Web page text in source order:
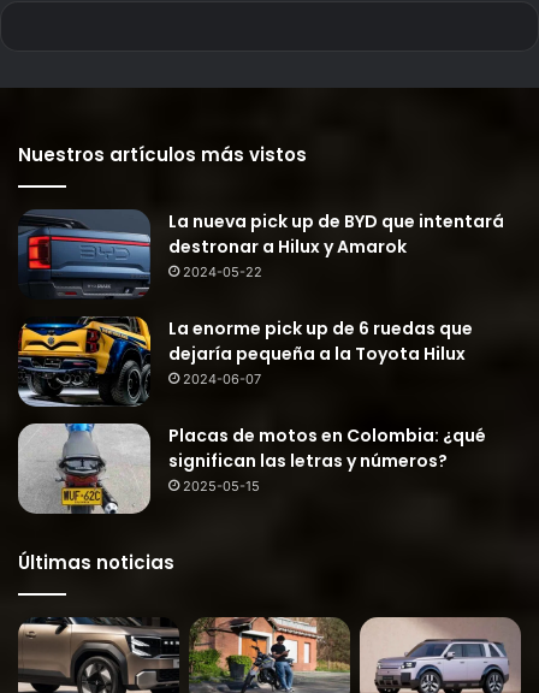
Nuestros artículos más vistos
La nueva pick up de BYD que intentará
destronar a Hilux y Amarok
2024-05-22
La enorme pick up de 6 ruedas que
dejaría pequeña a la Toyota Hilux
2024-06-07
Placas de motos en Colombia: ¿qué
significan las letras y números?
2025-05-15
Últimas noticias